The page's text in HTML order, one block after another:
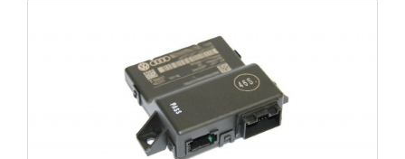
varianter.
Mulighederne
kan
vælges
på
varesiden